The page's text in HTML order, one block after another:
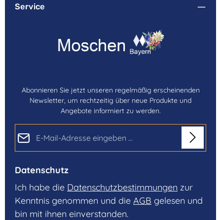
Service
Abonnieren Sie jetzt unseren regelmäßig erscheinenden
Newsletter, um rechtzeitig über neue Produkte und
Angebote informiert zu werden.
Datenschutz
Ich habe die Datenschutzbestimmungen zur
Kenntnis genommen und die AGB gelesen und
bin mit ihnen einverstanden.